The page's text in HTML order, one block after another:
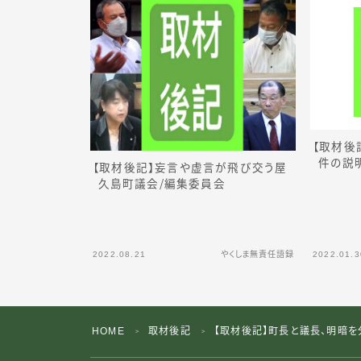
【取材後記】妄言や虚言が飛び交う屋
久島町議会 ／編集委員会
2022.08.21 やくしま無責任語録
【取材
件の説
HOME ＞ 取材後記 ＞ 【取材後記】町長と議長、明